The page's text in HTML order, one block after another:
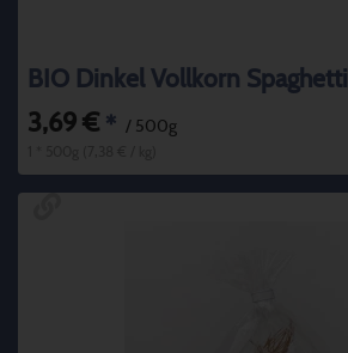
BIO Dinkel Vollkorn Spaghetti
3,69 € * / 500g